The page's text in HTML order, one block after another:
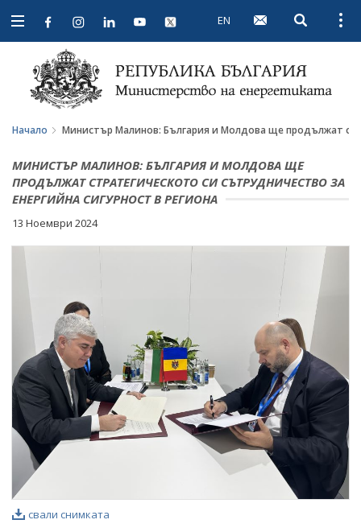
Open
navigation
EN Open
Начало Министър Малинов: България и Молдова ще продължат
МИНИСТЪР МАЛИНОВ: БЪЛГАРИЯ И МОЛДОВА ЩЕ
ПРОДЪЛЖАТ СТРАТЕГИЧЕСКОТО СИ СЪТРУДНИЧЕСТВО ЗА
ЕНЕРГИЙНА СИГУРНОСТ В РЕГИОНА
13 Ноември 2024
свали снимката